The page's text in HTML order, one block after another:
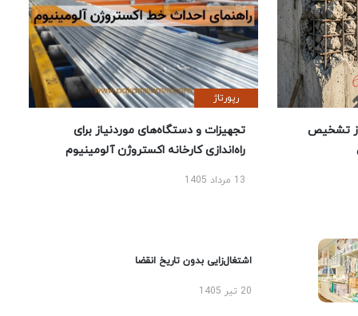
تشخیص
رپورتاژ
تجهیزات و دستگاه‌های موردنیاز برای
راه‌اندازی کارخانه اکستروژن آلومینیوم
13 مرداد 1405
اشتغال‌زایی بدون تاریخ انقضا
20 تیر 1405